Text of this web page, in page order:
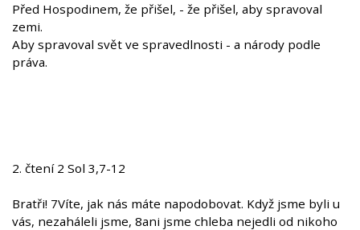
Před Hospodinem, že přišel, - že přišel, aby spravoval
zemi.
Aby spravoval svět ve spravedlnosti - a národy podle
práva.
2. čtení 2 Sol 3,7-12
Bratři! 7Víte, jak nás máte napodobovat. Když jsme byli u
vás, nezaháleli jsme, 8ani jsme chleba nejedli od nikoho